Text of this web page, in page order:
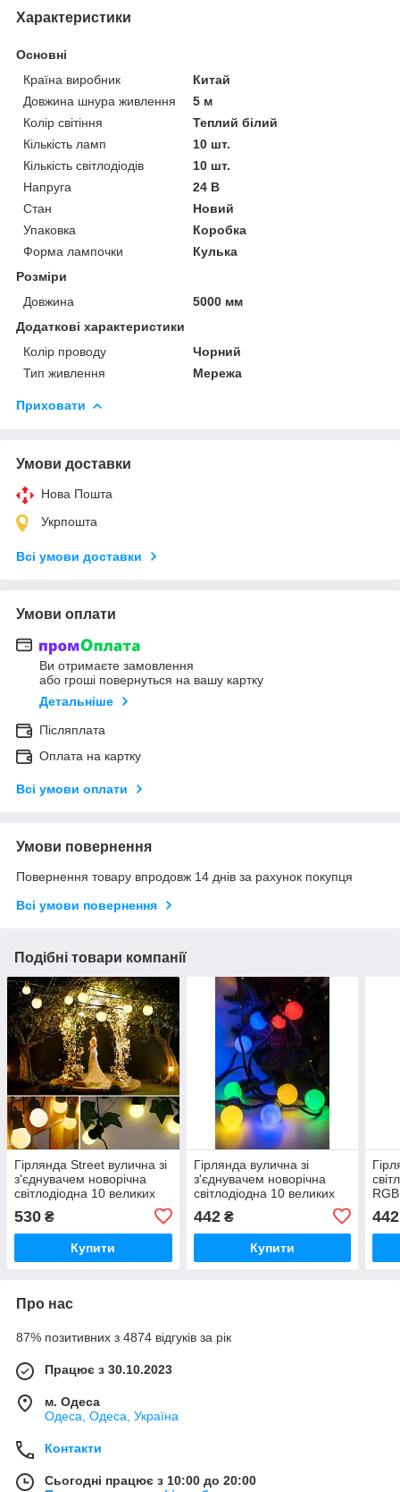
Характеристики
Основні
Країна виробник
Китай
Довжина шнура живлення
5 м
Колір світіння
Теплий білий
Кількість ламп
10 шт.
Кількість світлодіодів
10 шт.
Напруга
24 В
Стан
Новий
Упаковка
Коробка
Форма лампочки
Кулька
Розміри
Довжина
5000 мм
Додаткові характеристики
Колір проводу
Чорний
Тип живлення
Мережа
Приховати
Умови доставки
Нова Пошта
Укрпошта
Всі умови доставки
Умови оплати
Ви отримаєте замовлення
або гроші повернуться на вашу картку
Детальніше
Післяплата
Оплата на картку
Всі умови оплати
Умови повернення
Повернення товару впродовж 14 днів за рахунок покупця
Всі умови повернення
Подібні товари компанії
Гірлянда Street вулична зі
з'єднувачем новорічна
світлодіодна 10 великих
Bulbs Теплий колір iC227
530 ₴
Купити
Гірлянда вулична зі
з'єднувачем новорічна
світлодіодна 10 великих
шарів 5 метрів RGB Bulbs
Кольорова iC227
442₴
Купити
442
Про нас
87% позитивних з 4874 відгуків за рік
Працює з 30.10.2023
м. Одеса
Одеса, Одеса, Україна
Контакти
Сьогодні працює з 10:00 до 20:00